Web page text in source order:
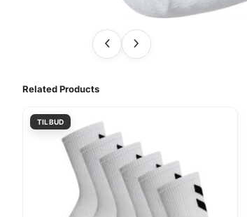
Related Products